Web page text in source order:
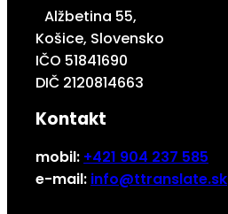
Alžbetina 55,
Košice, Slovensko
IČO 51841690
DIČ 2120814663
Kontakt
mobil: +421 904 237 585
e-mail: info@ttranslate.sk